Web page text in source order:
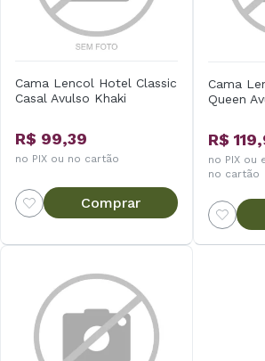
Cama Lencol Hotel Classic
Casal Avulso Khaki
R$ 99,39
no PIX ou no cartão
Comprar
Cama
Queen
R$
no PIX ou
no cartão